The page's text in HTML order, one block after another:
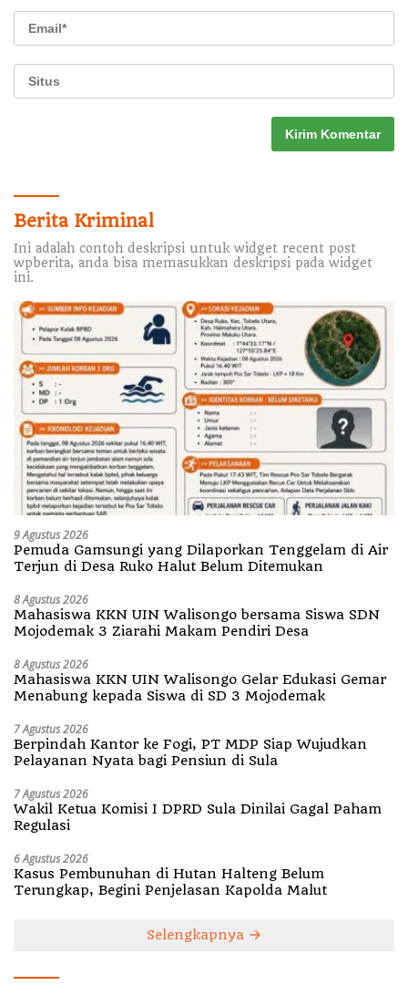
Berita Kriminal
Ini adalah contoh deskripsi untuk widget recent post
wpberita, anda bisa memasukkan deskripsi pada widget
ini.
9 Agustus 2026
Pemuda Gamsungi yang Dilaporkan Tenggelam di Air
Terjun di Desa Ruko Halut Belum Ditemukan
8 Agustus 2026
Mahasiswa KKN UIN Walisongo bersama Siswa SDN
Mojodemak 3 Ziarahi Makam Pendiri Desa
8 Agustus 2026
Mahasiswa KKN UIN Walisongo Gelar Edukasi Gemar
Menabung kepada Siswa di SD 3 Mojodemak
7 Agustus 2026
Berpindah Kantor ke Fogi, PT MDP Siap Wujudkan
Pelayanan Nyata bagi Pensiun di Sula
7 Agustus 2026
Wakil Ketua Komisi I DPRD Sula Dinilai Gagal Paham
Regulasi
6 Agustus 2026
Kasus Pembunuhan di Hutan Halteng Belum
Terungkap, Begini Penjelasan Kapolda Malut
Selengkapnya